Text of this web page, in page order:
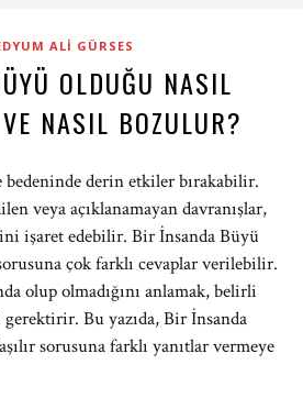
ALI GÜRSES
OLDUĞU NASIL
NASIL BOZULUR?
bedeninde derin etkiler bırakabilir.
veya açıklanamayan davranışlar,
işaret edebilir. Bir İnsanda Büyü
çok farklı cevaplar verilebilir.
olup olmadığını anlamak, belirli
Bu yazıda, Bir İnsanda
sorusuna farklı yanıtlar vermeye